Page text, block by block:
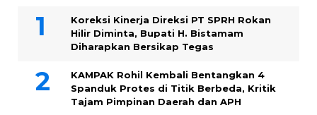
Koreksi Kinerja Direksi PT SPRH Rokan
Hilir Diminta, Bupati H. Bistamam
Diharapkan Bersikap Tegas
KAMPAK Rohil Kembali Bentangkan 4
Spanduk Protes di Titik Berbeda, Kritik
Tajam Pimpinan Daerah dan APH